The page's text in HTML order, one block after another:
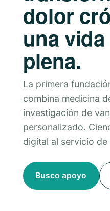
dolor
una
plena.
La primera
combina medicina
investigación de
personalizado.
digital al servicio de
Busco apoyo